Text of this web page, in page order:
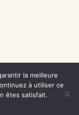
la meilleure
à utiliser ce
êtes satisfait.